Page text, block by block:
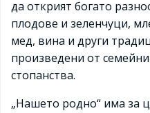
да открият богато
плодове и зеленчуци,
мед, вина и други
произведени от
стопанства.
„Нашето родно“ има за